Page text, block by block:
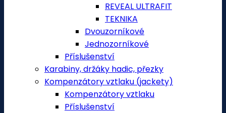
REVEAL ULTRAFIT
TEKNIKA
Dvouzorníkové
Jednozorníkové
Příslušenství
Karabiny, držáky hadic, přezky
Kompenzátory vztlaku (jackety)
Kompenzátory vztlaku
Příslušenství